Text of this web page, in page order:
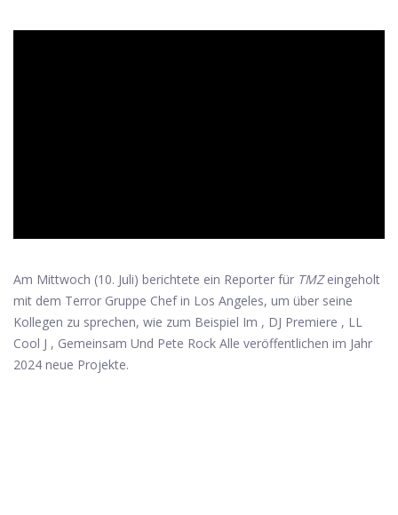
Am Mittwoch (10. Juli) berichtete ein Reporter für TMZeingeholt
mit dem Terror Gruppe Chef in Los Angeles, um über seine
Kollegen zu sprechen, wie zum Beispiel Im , DJ Premiere , LL
Cool J , Gemeinsam Und Pete Rock Alle veröffentlichen im Jahr
2024 neue Projekte.